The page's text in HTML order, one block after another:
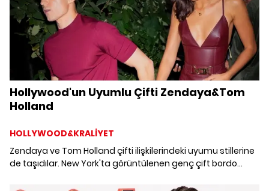
Hollywood'un Uyumlu Çifti Zendaya&Tom
Holland
HOLLYWOOD&KRALİYET
Zendaya ve Tom Holland çifti ilişkilerindeki uyumu stillerine
de taşıdılar. New York'ta görüntülenen genç çift bordo